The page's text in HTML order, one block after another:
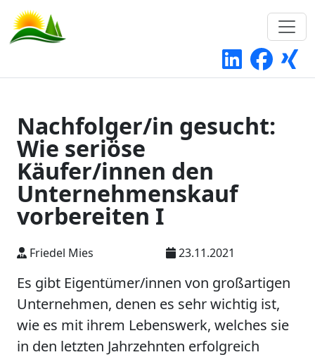
Nachfolger/in gesucht:
Wie seriöse
Käufer/innen den
Unternehmenskauf
vorbereiten I
Friedel Mies 23.11.2021
Es gibt Eigentümer/innen von großartigen
Unternehmen, denen es sehr wichtig ist,
wie es mit ihrem Lebenswerk, welches sie
in den letzten Jahrzehnten erfolgreich